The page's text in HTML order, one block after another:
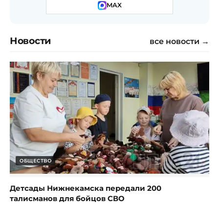
MAX
Новости все новости →
ОБЩЕСТВО
Детсады Нижнекамска передали 200
талисманов для бойцов СВО